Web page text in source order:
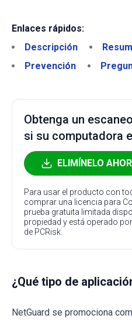
Enlaces rápidos:
Descripción
Prevención
Obtenga un
si su computadora
ELIMÍNELO
Para usar el producto con
comprar una licencia para
prueba gratuita limitada
propiedad y está operado por
de PCRisk.
¿Qué tipo de
NetGuard se promociona